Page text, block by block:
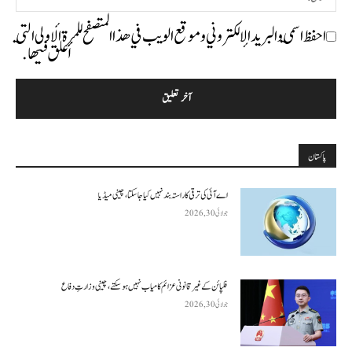
احفظ اسمي والبريد الإلكتروني وموقع الويب في هذا المتصفح للمرة الأولى التي
أعلق فيها.
پاکستان
اے آئی کی ترقی کا راستہ بند نہیں کیا جا سکتا، چینی میڈیا
جولائی 30, 2026
فلپائن کے غیر قانونی عزائم کامیاب نہیں ہو سکتے ، چینی وزارتِ دفاع
جولائی 30, 2026